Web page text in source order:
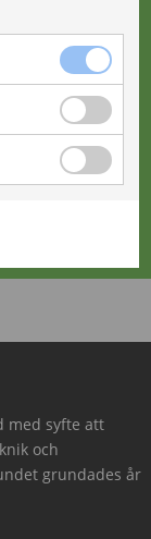
Fair
med syfte att
och
grundades år